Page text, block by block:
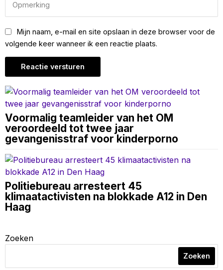
Mijn naam, e-mail en site opslaan in deze browser voor de
volgende keer wanneer ik een reactie plaats.
Voormalig teamleider van het OM
veroordeeld tot twee jaar
gevangenisstraf voor kinderporno
Politiebureau arresteert 45
klimaatactivisten na blokkade A12 in Den
Haag
Zoeken
Zoeken